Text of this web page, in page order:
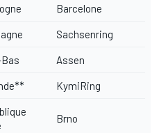
Barcelone
Sachsenring
Assen
KymiRing
Brno